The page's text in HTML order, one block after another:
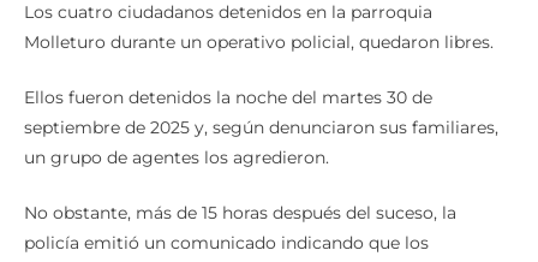
Los cuatro ciudadanos detenidos en la parroquia
Molleturo durante un operativo policial, quedaron libres.
Ellos fueron detenidos la noche del martes 30 de
septiembre de 2025 y, según denunciaron sus familiares,
un grupo de agentes los agredieron.
No obstante, más de 15 horas después del suceso, la
policía emitió un comunicado indicando que los